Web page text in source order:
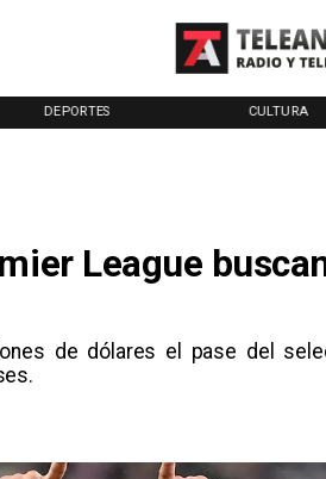
DEPORTES CULTURA
League
de dólares el pase del